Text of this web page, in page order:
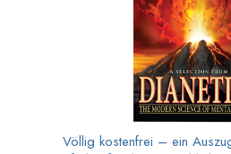
Völlig kostenfrei – ein